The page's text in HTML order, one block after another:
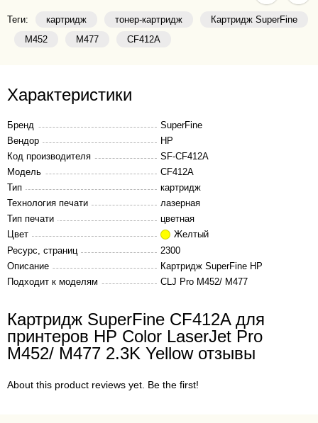
Теги: картридж тонер-картридж
Картридж SuperFine
M452
M477 CF412A
Характеристики
Бренд
SuperFine
Вендор
HP
Код производителя
SF-CF412A
Модель
CF412A
Тип
картридж
Технология печати
лазерная
Тип печати
цветная
Цвет
Желтый
Ресурс, страниц
2300
Описание
Картридж SuperFine HP
Подходит к моделям
CLJ Pro M452/ M477
Картридж SuperFine CF412A для
принтеров HP Color LaserJet Pro
M452/ M477 2.3K Yellow отзывы
About this product reviews yet. Be the first!